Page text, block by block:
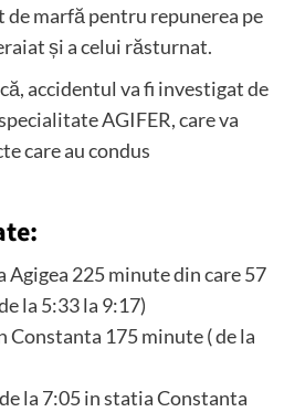
marfă pentru repunerea pe
și a celui răsturnat.
accidentul va fi investigat de
AGIFER, care va
care au condus
Agigea 225 minute din care 57
la 5:33 la 9:17)
Constanta 175 minute ( de la
la 7:05 in statia Constanta